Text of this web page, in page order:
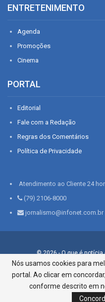
ENTRETENIMENTO
Agenda
Promoções
Cinema
PORTAL
Editorial
Fale com a Redação
Regras dos Comentários
Política de Privacidade
Atendimento ao Cliente 24
(79) 2106-8000
jornalismo@infonet.com.br
© 2026 - O que é notícia
Infonet - Rua
Aracaju-SE, CEP 49015-
Nós usamos cookies para
portal. Ao clicar em
conforme descrito em